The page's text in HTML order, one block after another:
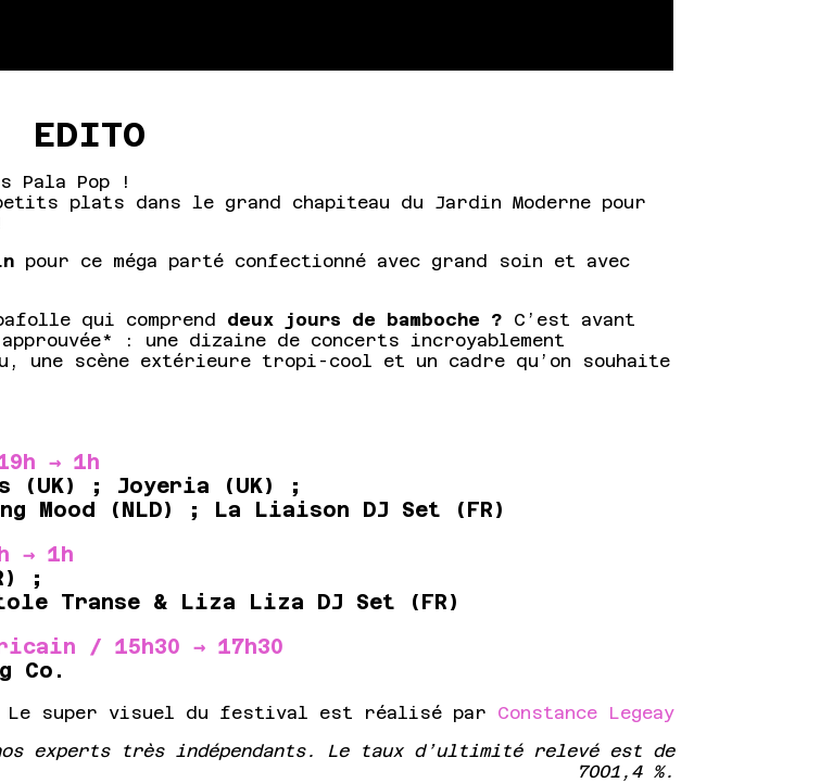
EDITO
Pala Pop !
plats dans le grand chapiteau du Jardin Moderne pour
pour ce méga parté confectionné avec grand soin et avec
qui comprend deux jours de bamboche ? C’est avant
: une dizaine de concerts incroyablement
une scène extérieure tropi-cool et un cadre qu’on souhaite
→ 1h
(UK) ; Joyeria (UK) ;
Mood (NLD) ; La Liaison DJ Set (FR)
→ 1h
;
Transe & Liza Liza DJ Set (FR)
/ 15h30 → 17h30
Co.
Le super visuel du festival est réalisé par Constance Legeay
experts très indépendants. Le taux d’ultimité relevé est de
7001,4 %.